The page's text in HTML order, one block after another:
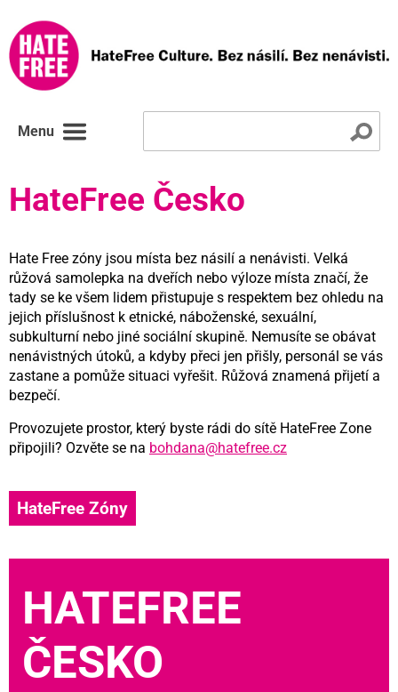
Menu
HateFree Česko
Hate Free zóny jsou místa bez násilí a nenávisti. Velká
růžová samolepka na dveřích nebo výloze místa značí, že
tady se ke všem lidem přistupuje s respektem bez ohledu na
jejich příslušnost k etnické, náboženské, sexuální,
subkulturní nebo jiné sociální skupině. Nemusíte se obávat
nenávistných útoků, a kdyby přeci jen přišly, personál se vás
zastane a pomůže situaci vyřešit. Růžová znamená přijetí a
bezpečí.
Provozujete prostor, který byste rádi do sítě HateFree Zone
připojili? Ozvěte se na bohdana@hatefree.cz
HateFree Zóny
HATEFREE
ČESKO